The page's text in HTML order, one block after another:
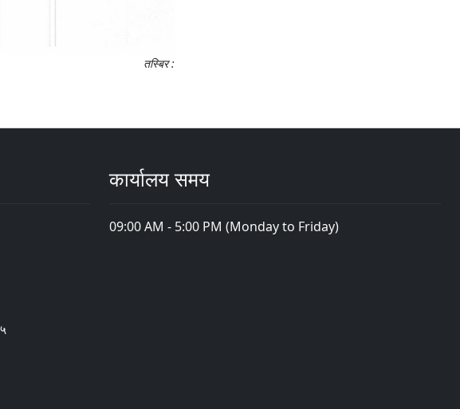
तस्बिर :
कार्यालय समय
09:00 AM - 5:00 PM (Monday to Friday)